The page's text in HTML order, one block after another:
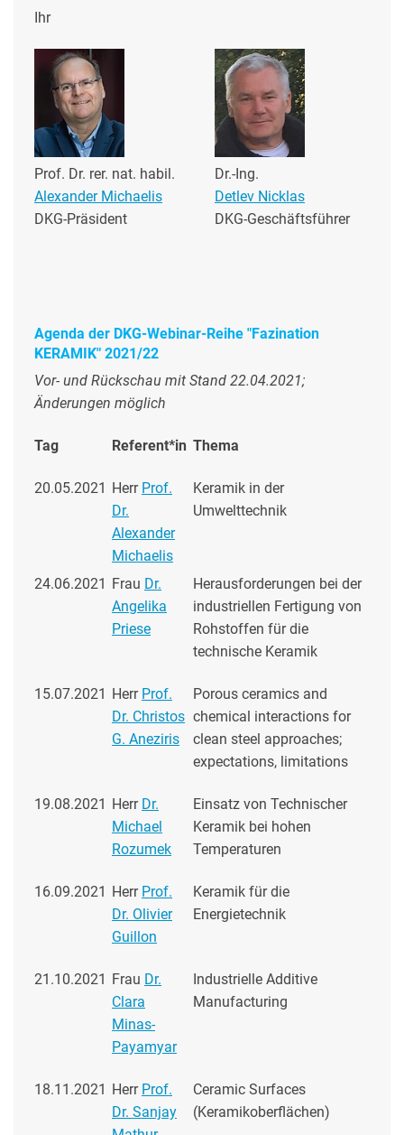
Ihr
Prof. Dr. rer. nat. habil.
Alexander Michaelis
DKG-Präsident
Dr.-Ing.
Detlev Nicklas
DKG-Geschäftsführer
Agenda der DKG-Webinar-Reihe "Fazination
KERAMIK" 2021/22
Vor- und Rückschau mit Stand 22.04.2021;
Änderungen möglich
Tag Referent*in Thema
20.05.2021 Herr Prof.
Dr.
Alexander
Michaelis
Keramik in der
Umwelttechnik
24.06.2021 Frau Dr.
Angelika
Priese
Herausforderungen bei der
industriellen Fertigung von
Rohstoffen für die
technische Keramik
15.07.2021 Herr Prof.
Dr. Christos
G. Aneziris
Porous ceramics and
chemical interactions for
clean steel approaches;
expectations, limitations
19.08.2021 Herr Dr.
Michael
Rozumek
Einsatz von Technischer
Keramik bei hohen
Temperaturen
16.09.2021 Herr Prof.
Dr. Olivier
Guillon
Keramik für die
Energietechnik
21.10.2021 Frau Dr.
Clara
Minas-
Payamyar
Industrielle Additive
Manufacturing
18.11.2021 Herr Prof.
Dr. Sanjay
Ceramic Surfaces
(Keramikoberflächen)